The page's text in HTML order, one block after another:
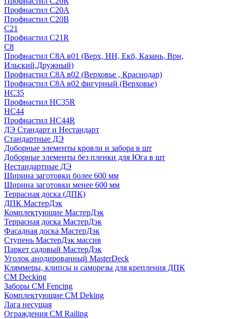
Профнастил С20А
Профнастил С20В
C21
Профнастил С21R
C8
Профнастил С8A в01 (Верх, НН, Екб, Казань, Врн,
Ильский,Дружный)
Профнастил С8A в02 (Верховье , Краснодар)
Профнастил С8A в02 фигурный (Верховье)
HС35
Профнастил HC35R
НС44
Профнастил НС44R
ДЭ Стандарт и Нестандарт
Стандартные ДЭ
Доборные элементы кровли и забора в шт
Доборные элементы без пленки для Юга в шт
Нестандартные ДЭ
Ширина заготовки более 600 мм
Ширина заготовки менее 600 мм
Террасная доска (ДПК)
ДПК МастерДэк
Комплектующие МастерДэк
Террасная доска МастерДэк
Фасадная доска МастерДэк
Ступень МастерДэк массив
Паркет садовый МастерДэк
Уголок анодированный MasterDeck
Кляммеры, клипсы и саморезы для крепления ДПК
CM Decking
Заборы CM Fencing
Комплектующие CM Deking
Лага несущая
Ограждения CM Railing